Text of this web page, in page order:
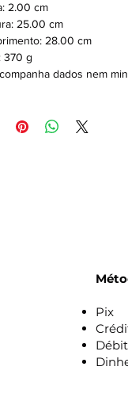
2.00 cm
25.00 cm
28.00 cm
370 g
dados nem
Pix